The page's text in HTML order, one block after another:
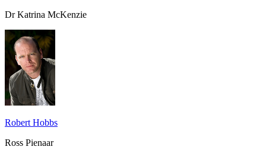
Dr Katrina McKenzie
Robert Hobbs
Ross Pienaar